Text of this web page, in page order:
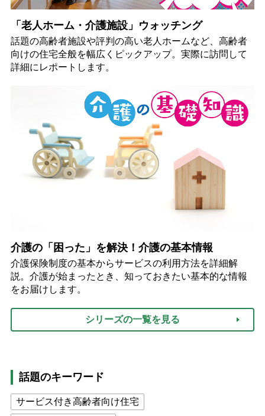
「老人ホーム・介護施設」ウォッチング
話題の高齢者施設や評判の高い老人ホームなど、高齢者
向けの住宅全般を幅広くピックアップ。実際に訪問して
詳細にレポートします。
介護の「困った」を解決！介護の基本情報
介護保険制度の基本からサービスの利用方法を詳細解
説。介護が始まったとき、知っておきたい基本的な情報
をお届けします。
シリーズの一覧を見る
話題のキーワード
サービス付き高齢者向け住宅